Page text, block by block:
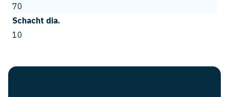
70
Schacht dia.
10